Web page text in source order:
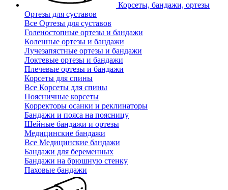
Корсеты, бандажи, ортезы
Ортезы для суставов
Все Ортезы для суставов
Голеностопные ортезы и бандажи
Коленные ортезы и бандажи
Лучезапястные ортезы и бандажи
Локтевые ортезы и бандажи
Плечевые ортезы и бандажи
Корсеты для спины
Все Корсеты для спины
Поясничные корсеты
Корректоры осанки и реклинаторы
Бандажи и пояса на поясницу
Шейные бандажи и ортезы
Медицинские бандажи
Все Медицинские бандажи
Бандажи для беременных
Бандажи на брюшную стенку
Паховые бандажи